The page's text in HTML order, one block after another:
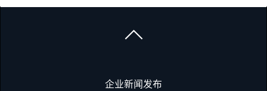
企业新闻发布